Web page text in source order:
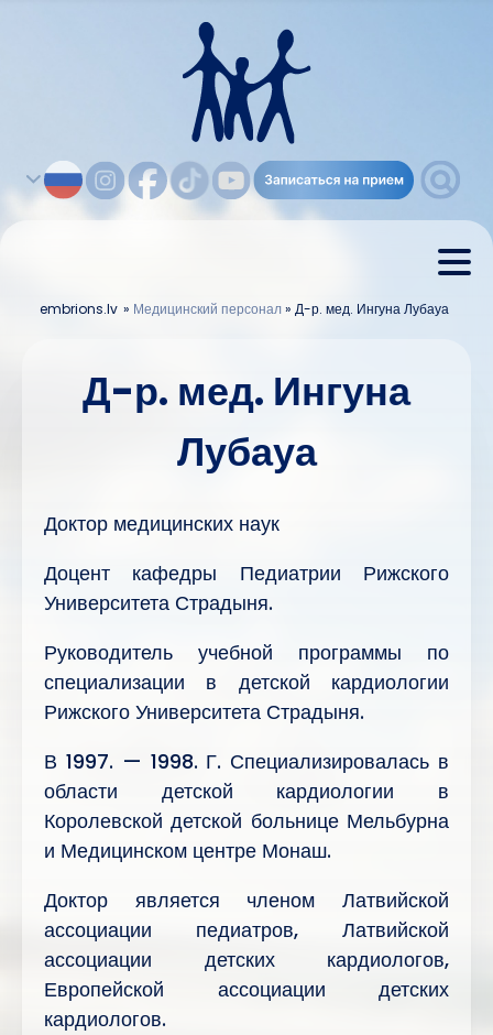
embrions.lv » Медицинский персонал» Д-р. мед. Ингуна Лубауа
Д-р. мед. Ингуна
Лубауа
Доктор медицинских наук
Доцент кафедры Педиатрии Рижского
Университета Страдыня.
Руководитель учебной программы по
специализации в детской кардиологии
Рижского Университета Страдыня.
В 1997. — 1998. Г. Специализировалась в
области детской кардиологии в
Королевской детской больнице Мельбурна
и Медицинском центре Монаш.
Доктор является членом Латвийской
ассоциации педиатров, Латвийской
ассоциации детских кардиологов,
Европейской ассоциации детских
кардиологов.